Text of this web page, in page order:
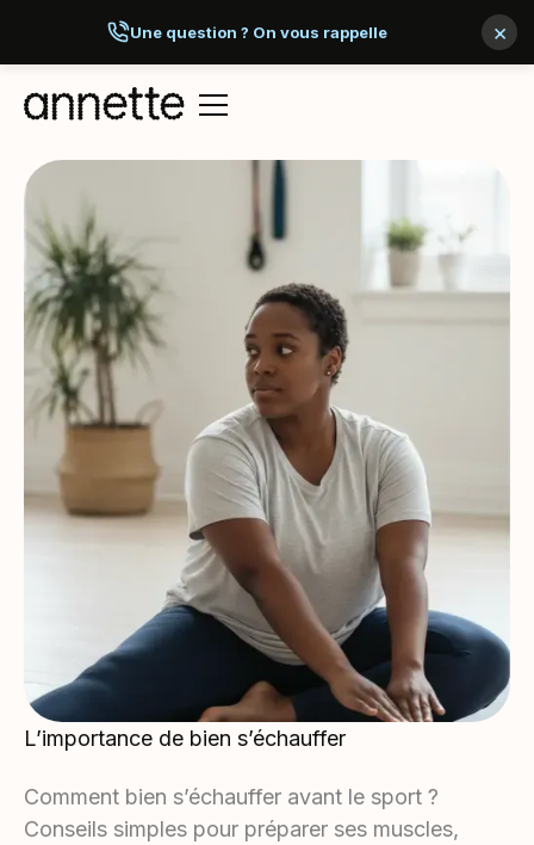
L’importance de bien s’échauffer
Comment bien s’échauffer avant le sport ?
Conseils simples pour préparer ses muscles,
Une question ? On vous rappelle ×